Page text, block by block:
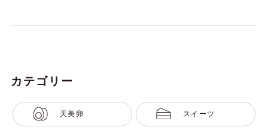
カテゴリー
天美卵 スイーツ